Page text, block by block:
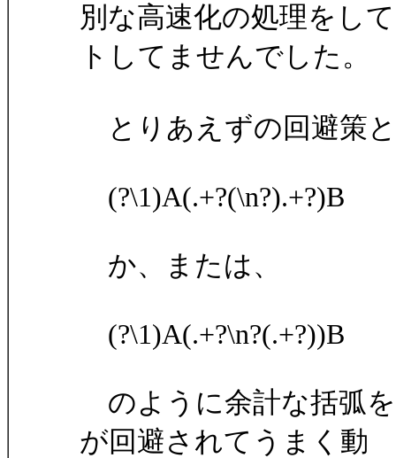
別な高速化の処理をし
トしてませんでした。
とりあえずの回避策
(?\1)A(.+?(\n?).+?)B
か、または、
(?\1)A(.+?\n?(.+?))B
のように余計な括弧
が回避されてうまく動